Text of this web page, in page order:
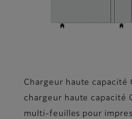
Chargeur haute capacité
chargeur haute capacité
multi-feuilles pour